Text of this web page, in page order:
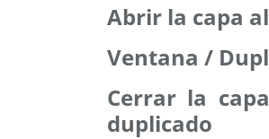
Abrir la capa
Ventana /
Cerrar la
duplicado